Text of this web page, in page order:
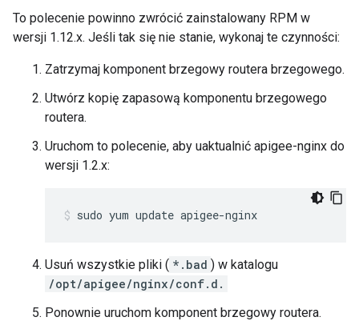
To polecenie powinno zwrócić zainstalowany RPM w
wersji 1.12.x. Jeśli tak się nie stanie, wykonaj te czynności:
Zatrzymaj komponent brzegowy routera brzegowego.
Utwórz kopię zapasową komponentu brzegowego
routera.
Uruchom to polecenie, aby uaktualnić apigee-nginx do
wersji 1.2.x:
sudo yum update apigee-nginx
Usuń wszystkie pliki ( *.bad ) w katalogu
/opt/apigee/nginx/conf.d.
Ponownie uruchom komponent brzegowy routera.